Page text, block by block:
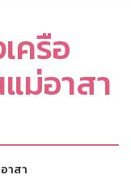
ครือ
อาสา
าสา